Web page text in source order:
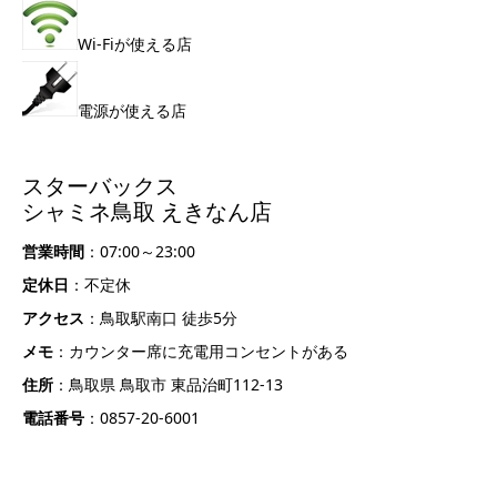
Wi-Fiが使える店
電源が使える店
スターバックス
シャミネ鳥取 えきなん店
営業時間 ：07:00～23:00
定休日 ：不定休
アクセス ：鳥取駅南口 徒歩5分
メモ ：カウンター席に充電用コンセントがある
住所 ：鳥取県 鳥取市 東品治町112-13
電話番号 ：0857-20-6001